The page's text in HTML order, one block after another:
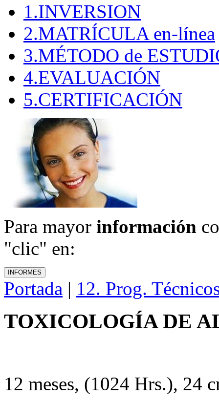
1.INVERSION
2.MATRÍCULA en-línea
3.MÉTODO de
4.EVALUACIÓN
5.CERTIFICACIÓN
Para mayor información
"clic" en:
Portada | 12. Prog.
TOXICOLOGÍA DE
12 meses, (1024 Hrs.), 24